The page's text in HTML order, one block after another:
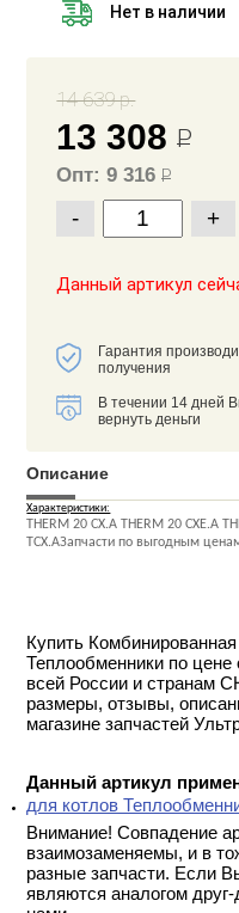
Нет в наличии
14 639 р.
13 308Р
Опт: 9 316Р
- +
Данный артикул
Гарантия
получения
В течении 14 дней
вернуть деньги
Описание
Характеристики:
THERM 20 CX.A THERM 20 CXE.A
TCX.AЗапчасти по выгодным
Купить
Теплообменники по цене
всей России и странам
размеры, отзывы,
магазине запчастей
Данный артикул
для котлов
Внимание! Совпадение
взаимозаменяемы, и в
разные запчасти. Если
являются аналогом друг-